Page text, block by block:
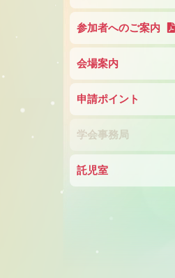
参加者へのご案内
会場案内
申請ポイント
学会事務局
託児室